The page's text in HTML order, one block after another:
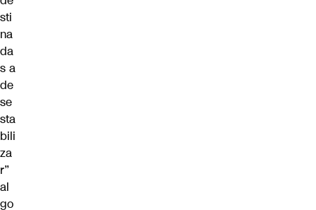
sti
na
da
s a
de
se
sta
bili
za
r”
al
go